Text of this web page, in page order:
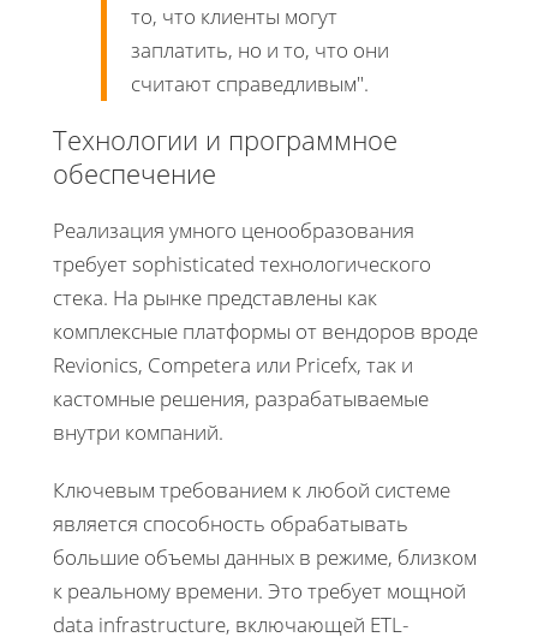
то, что клиенты могут
заплатить, но и то, что они
считают справедливым .
Технологии и программное
обеспечение
Реализация умного ценообразования
требует sophisticated технологического
стека. На рынке представлены как
комплексные платформы от вендоров вроде
Revionics, Competera или Pricefx, так и
кастомные решения, разрабатываемые
внутри компаний.
Ключевым требованием к любой системе
является способность обрабатывать
большие объемы данных в режиме, близком
к реальному времени. Это требует мощной
data infrastructure, включающей ETL-